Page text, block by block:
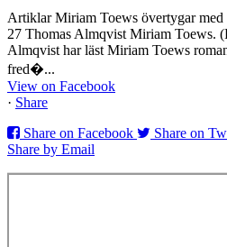
Artiklar Miriam Toews övertygar
27 Thomas Almqvist Miriam Toews.
Almqvist har läst Miriam Toews
fred�...
View on Facebook
· Share
Share on Facebook
Share on
Share by Email